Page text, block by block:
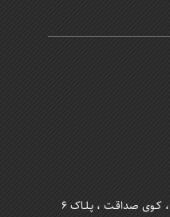
کـوی صداقـت ، پـلـاک 6